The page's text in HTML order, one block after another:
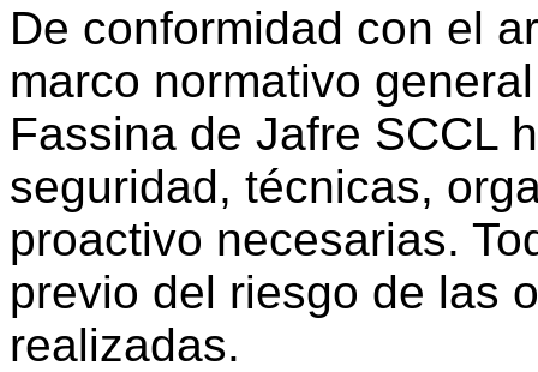
De conformidad con el
marco normativo
Fassina de Jafre SCCL
seguridad, técnicas,
proactivo necesarias.
previo del riesgo de las
realizadas.